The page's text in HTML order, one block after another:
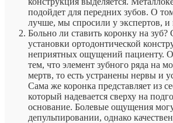
подойдет для передних зубов. О
лучше, мы спросили у экспертов, и
Больно ли ставить коронку на зуб?
установки ортодонтической
неприятных ощущений пациенту.
тем, что элемент зубного ряда на
мертв, то есть устранены нервы и
Сама же коронка представляет из
который надевается сверху на
основание. Болевые ощущения
депульпировании, однако